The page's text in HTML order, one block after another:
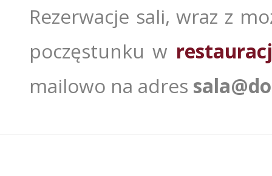
Rezerwacje sali, wraz z
poczęstunku w
mailowo na adres